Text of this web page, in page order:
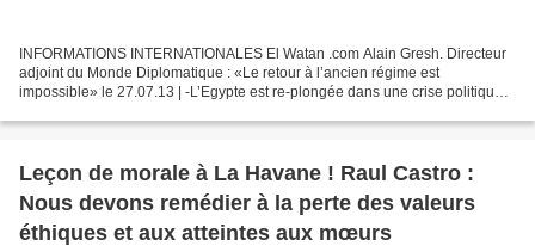
INFORMATIONS INTERNATIONALES El Watan .com Alain Gresh. Directeur
adjoint du Monde Diplomatique : «Le retour à l’ancien régime est
impossible» le 27.07.13 | -L’Egypte est re-plongée dans une crise politique
Leçon de morale à La Havane ! Raul Castro :
Nous devons remédier à la perte des valeurs
éthiques et aux atteintes aux mœurs